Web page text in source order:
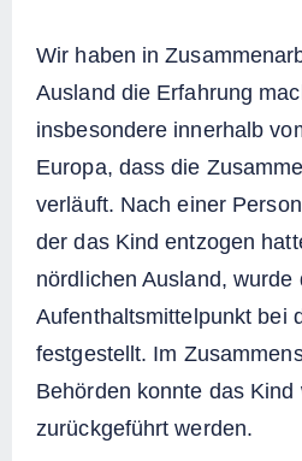
Wir haben in
Ausland die Erfahrung
insbesondere innerhalb
Europa, dass die
verläuft. Nach einer
der das Kind entzogen
nördlichen Ausland, wurde
Aufenthaltsmittelpunkt bei
festgestellt. Im
Behörden konnte das Kind
zurückgeführt werden.